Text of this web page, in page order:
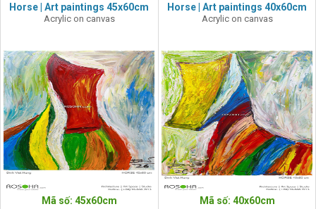
Horse | Art paintings 45x60cm
Acrylic on canvas
Mã số: 45x60cm
Horse | Art paintings 40x60cm
Acrylic on canvas
Mã số: 40x60cm